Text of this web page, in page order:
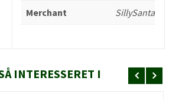
Merchant SillySanta
INTERESSERET I